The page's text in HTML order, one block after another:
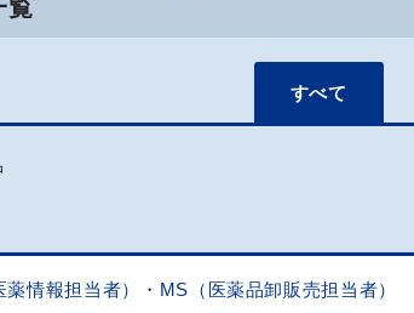
覧
すべて
薬情報担当者）・MS（医薬品卸販売担当者）